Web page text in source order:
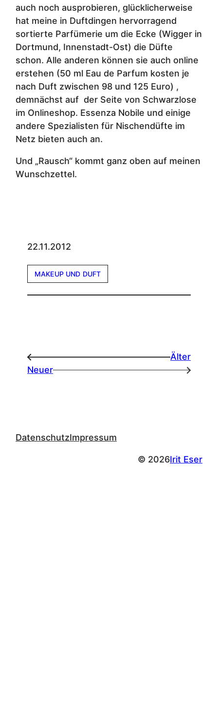
auch noch ausprobieren, glücklicherweise
hat meine in Duftdingen hervorragend
sortierte Parfümerie um die Ecke (Wigger in
Dortmund, Innenstadt-Ost) die Düfte
schon. Alle anderen können sie auch online
erstehen (50 ml Eau de Parfum kosten je
nach Duft zwischen 98 und 125 Euro) ,
demnächst auf der Seite von Schwarzlose
im Onlineshop. Essenza Nobile und einige
andere Spezialisten für Nischendüfte im
Netz bieten auch an.
Und „Rausch“ kommt ganz oben auf meinen
Wunschzettel.
22.11.2012
MAKEUP UND DUFT
←
Älter
Neuer
→
DatenschutzImpressum
© 2026Irit Eser